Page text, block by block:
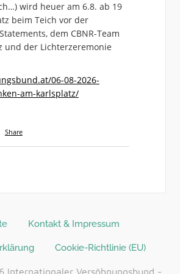
wird heuer am 6.8. ab 19
beim Teich vor der
dem CBNR-Team
und der Lichterzeremonie
06-08-2026-
am-karlsplatz/
Share
Kontakt & Impressum
Cookie-Richtlinie (EU)
Internationaler Versöhnungsbund -